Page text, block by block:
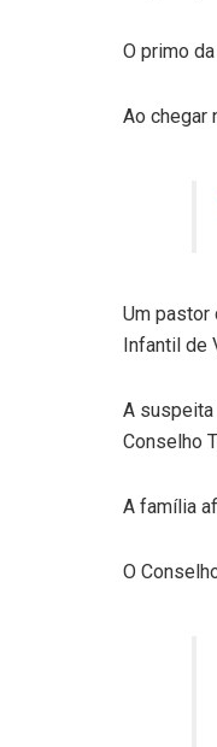
O primo
Ao chegar
Um pastor
Infantil de
A
Conselho
A família
O